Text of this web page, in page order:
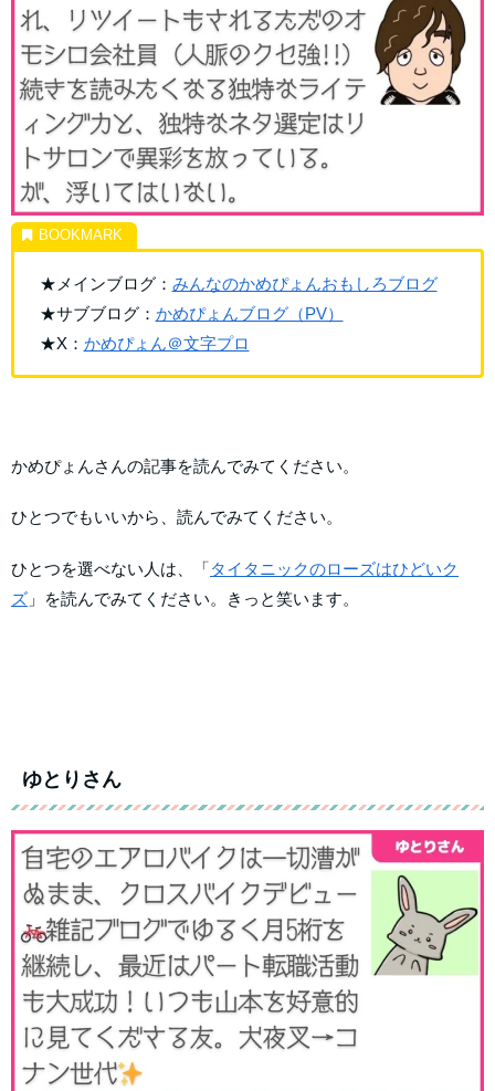
★メインブログ： みんなのかめぴょんおもしろブログ
★サブブログ： かめぴょんブログ（PV）
★X： かめぴょん＠文字プロ
かめぴょんさんの記事を読んでみてください。
ひとつでもいいから、読んでみてください。
ひとつを選べない人は、「タイタニックのローズはひどいク
ズ 」を読んでみてください。きっと笑います。
ゆとりさん